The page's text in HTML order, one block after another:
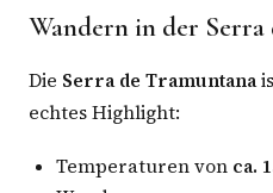
Wandern in der
Die Serra de Tramuntana
echtes Highlight:
Temperaturen von ca.